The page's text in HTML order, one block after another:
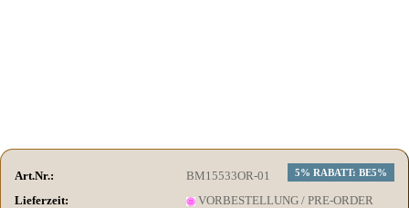
5% RABATT: BE5%
Art.Nr.:
BM15533OR-01
Lieferzeit:
VORBESTELLUNG / PRE-ORDER